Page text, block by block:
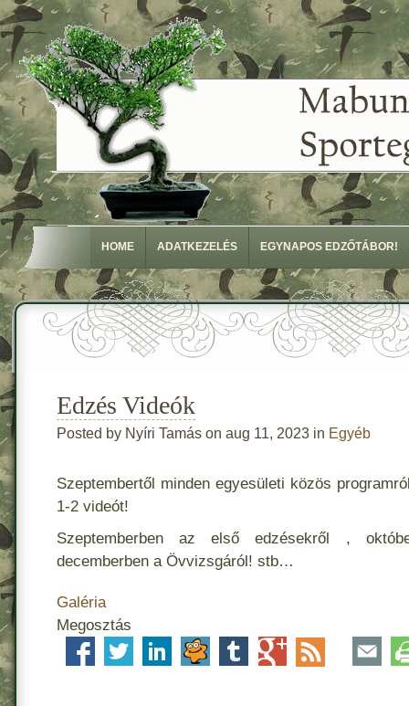
HOME ADATKEZELÉS EGYNAPOS EDZŐTÁBOR!
Edzés Videók
Posted by Nyíri Tamás on aug 11, 2023 in Egyéb
Szeptembertől minden egyesületi közös
1-2 videót!
Szeptemberben az első edzésekről ,
decemberben a Övvizsgáról! stb…
Galéria
Megosztás